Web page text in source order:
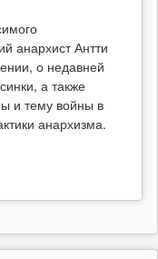
анархист Антти
о недавней
а также
и тему войны в
анархизма.